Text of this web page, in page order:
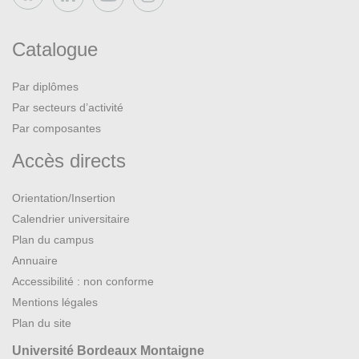
Catalogue
Par diplômes
Par secteurs d’activité
Par composantes
Accès directs
Orientation/Insertion
Calendrier universitaire
Plan du campus
Annuaire
Accessibilité : non conforme
Mentions légales
Plan du site
Université Bordeaux Montaigne